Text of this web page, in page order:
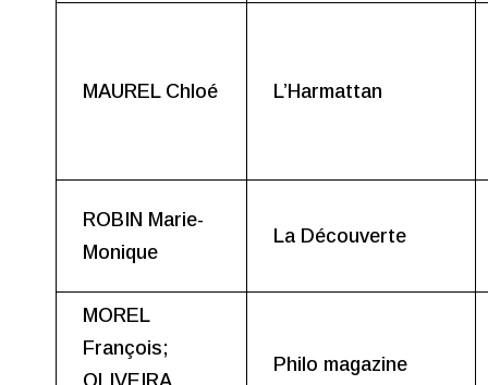
MAUREL Chloé L’Harmattan
ROBIN Marie-
Monique
La Découverte
MOREL
François;
OLIVEIRA
Philo magazine